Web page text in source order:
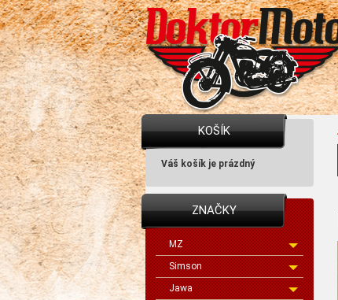
KOŠÍK
Váš košík je prázdný
ZNAČKY
MZ
Simson
Jawa